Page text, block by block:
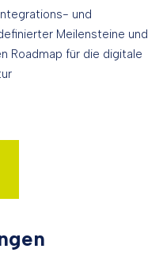
und
Meilensteine und
Roadmap für die digitale